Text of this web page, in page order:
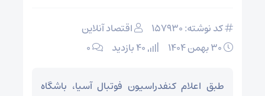
کد نوشته: 157930
اقتصاد آنلاین
۰
طبق اعلام کنفدراسیون فوتبال آسیا، باشگاه